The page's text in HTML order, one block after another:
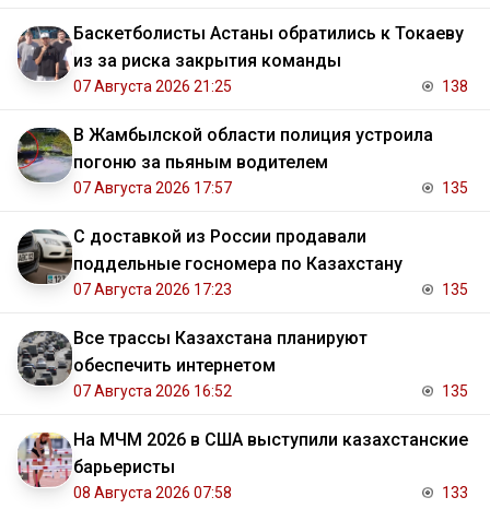
Баскетболисты Астаны обратились к Токаеву
из за риска закрытия команды
07 Августа 2026 21:25 138
В Жамбылской области полиция устроила
погоню за пьяным водителем
07 Августа 2026 17:57 135
С доставкой из России продавали
поддельные госномера по Казахстану
07 Августа 2026 17:23 135
Все трассы Казахстана планируют
обеспечить интернетом
07 Августа 2026 16:52 135
На МЧМ 2026 в США выступили казахстанские
барьеристы
08 Августа 2026 07:58 133